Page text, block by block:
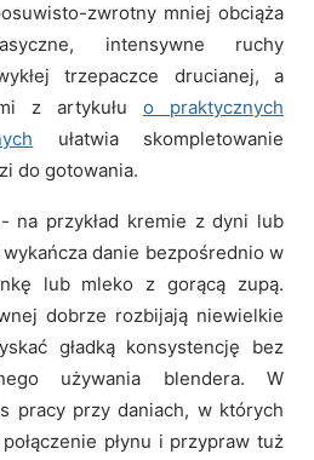
zwrotny mniej obciąża
intensywne ruchy
trzepaczce drucianej, a
z artykułu o praktycznych
ułatwia skompletowanie
do gotowania.
na przykład kremie z dyni lub
danie bezpośrednio w
lub mleko z gorącą zupą.
dobrze rozbijają niewielkie
gładką konsystencję bez
używania blendera. W
pracy przy daniach, w których
płynu i przypraw tuż